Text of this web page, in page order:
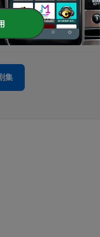
創手作新天地
集